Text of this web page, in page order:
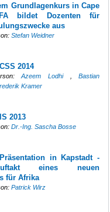
Grundlagenkurs in Cape
bildet Dozenten für
aus
Stefan Weidner
2014
Azeem Lodhi ,Bastian
Kramer
2013
Dr.-Ing. Sascha Bosse
in Kapstadt -
eines neuen
für Afrika
Patrick Wirz